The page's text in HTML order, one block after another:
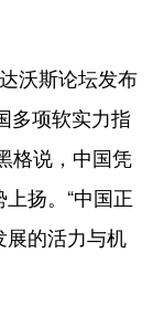
沃斯论坛发布
多项软实力指
格说，中国凭
扬。“中国正
展的活力与机